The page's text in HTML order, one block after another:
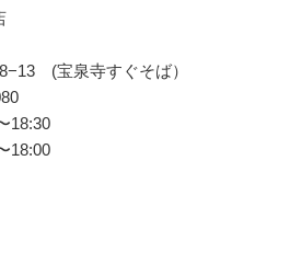
(宝泉寺すぐそば）
18:30